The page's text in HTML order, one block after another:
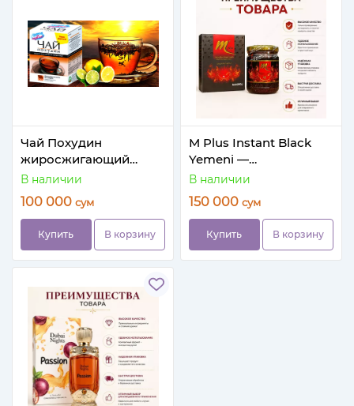
Чай Похудин
жиросжигающий
комплекс
В наличии
100 000 сум
Купить В корзину
M Plus Instant Black
Yemeni —
растительная пищевая
паста
В наличии
150 000 сум
Купить В корзину